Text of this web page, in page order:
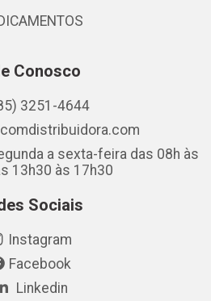
Conosco
3251-4644
a sexta-feira das 08h às
13h30 às 17h30
Sociais
Instagram
Facebook
Linkedin